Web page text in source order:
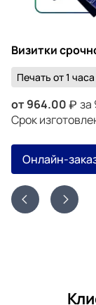
Визитки
Печать от 1 часа
от964.00
за
Срок
Онлайн-